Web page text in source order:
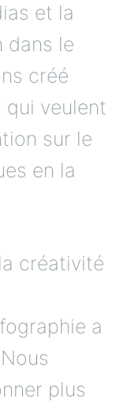
et la
dans le
créé
qui veulent
sur le
en la
créativité
a
plus